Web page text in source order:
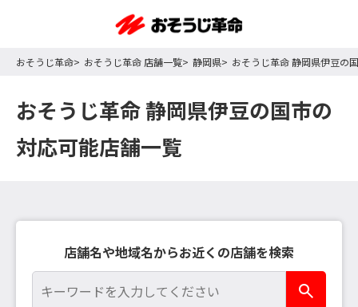
おそうじ革命 おそうじ革命 店舗一覧 静岡県 おそうじ革命 静岡県伊豆の
おそうじ革命 静岡県伊豆の国市の
対応可能店舗一覧
店舗名や地域名からお近くの店舗を検索